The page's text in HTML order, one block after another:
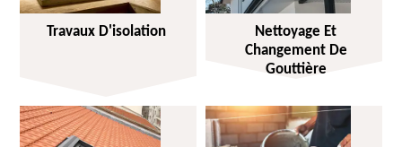
Travaux D'isolation
Nettoyage Et
Changement De
Gouttière